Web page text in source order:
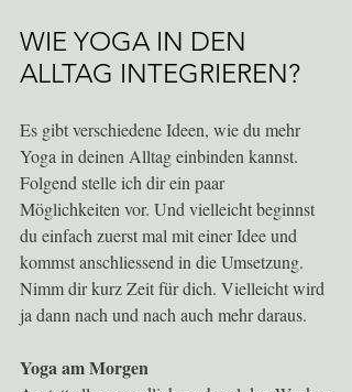
WIE YOGA IN DEN
ALLTAG INTEGRIEREN?
Es gibt verschiedene Ideen, wie du mehr
Yoga in deinen Alltag einbinden kannst.
Folgend stelle ich dir ein paar
Möglichkeiten vor. Und vielleicht beginnst
du einfach zuerst mal mit einer Idee und
kommst anschliessend in die Umsetzung.
Nimm dir kurz Zeit für dich. Vielleicht wird
ja dann nach und nach auch mehr daraus.
Yoga am Morgen